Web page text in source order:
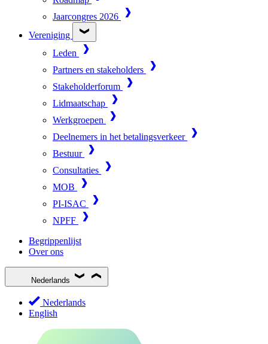
Jaarcongres 2026
Vereniging
Leden
Partners en stakeholders
Stakeholderforum
Lidmaatschap
Werkgroepen
Deelnemers in het betalingsverkeer
Bestuur
Consultaties
MOB
PI-ISAC
NPFF
Begrippenlijst
Over ons
Nederlands
Nederlands
English